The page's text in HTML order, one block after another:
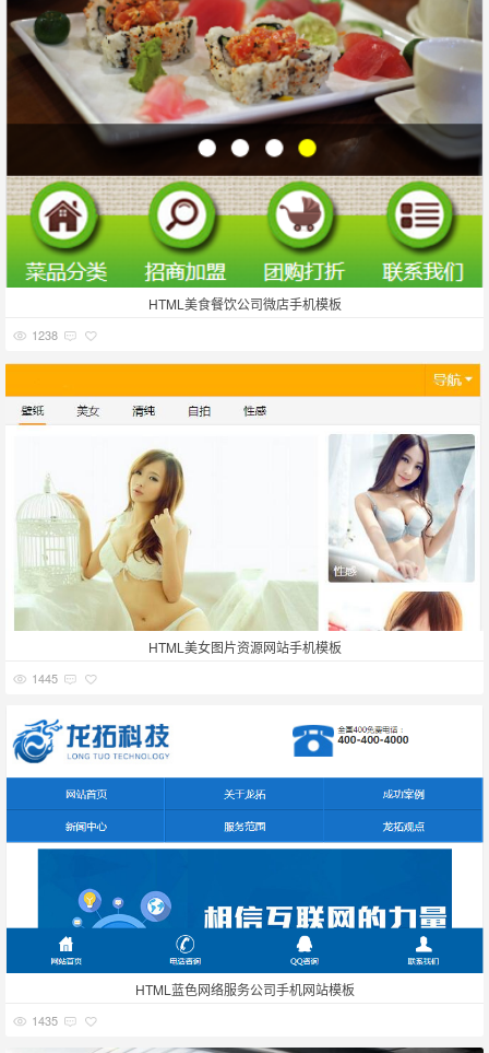
HTML美食餐饮公司微店手机模板
1238
HTML美女图片资源网站手机模板
1445
HTML蓝色网络服务公司手机网站模板
1435